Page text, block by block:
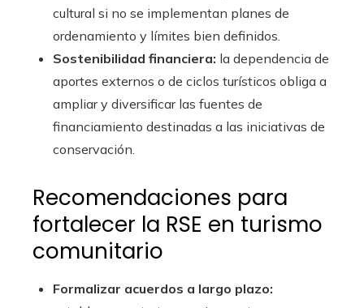
cultural si no se implementan planes de
ordenamiento y límites bien definidos.
Sostenibilidad financiera: la dependencia de
aportes externos o de ciclos turísticos obliga a
ampliar y diversificar las fuentes de
financiamiento destinadas a las iniciativas de
conservación.
Recomendaciones para
fortalecer la RSE en turismo
comunitario
Formalizar acuerdos a largo plazo: